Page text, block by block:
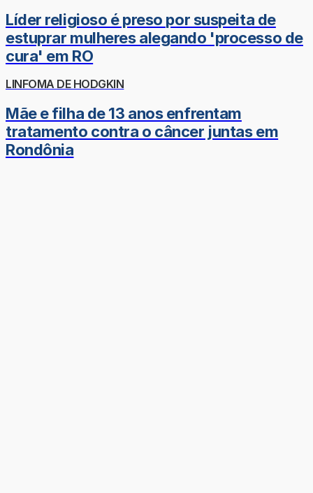
Líder religioso é preso por suspeita de
estuprar mulheres alegando 'processo de
cura' em RO
LINFOMA DE HODGKIN
Mãe e filha de 13 anos enfrentam
tratamento contra o câncer juntas em
Rondônia